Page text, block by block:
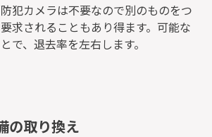
犯カメラは不要なので別のものをつ
求されることもあり得ます。可能な
で、退去率を左右します。
の取り換え